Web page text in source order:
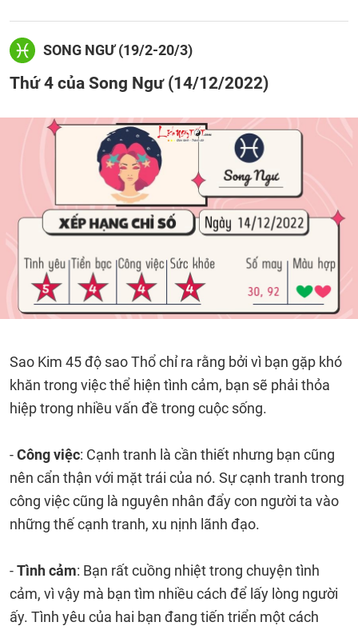
SONG NGƯ (19/2-20/3)
Thứ 4 của Song Ngư (14/12/2022)
Sao Kim 45 độ sao Thổ chỉ ra rằng bởi vì bạn gặp khó
khăn trong việc thể hiện tình cảm, bạn sẽ phải thỏa
hiệp trong nhiều vấn đề trong cuộc sống.
-Công việc: Cạnh tranh là cần thiết nhưng bạn cũng
nên cẩn thận với mặt trái của nó. Sự cạnh tranh trong
công việc cũng là nguyên nhân đẩy con người ta vào
những thế cạnh tranh, xu nịnh lãnh đạo.
-Tình cảm: Bạn rất cuồng nhiệt trong chuyện tình
cảm, vì vậy mà bạn tìm nhiều cách để lấy lòng người
ấy. Tình yêu của hai bạn đang tiến triển một cách